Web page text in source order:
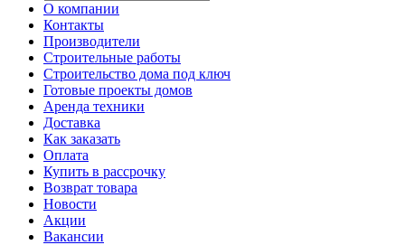
О компании
Контакты
Производители
Строительные работы
Строительство дома под ключ
Готовые проекты домов
Аренда техники
Доставка
Как заказать
Оплата
Купить в рассрочку
Возврат товара
Новости
Акции
Вакансии